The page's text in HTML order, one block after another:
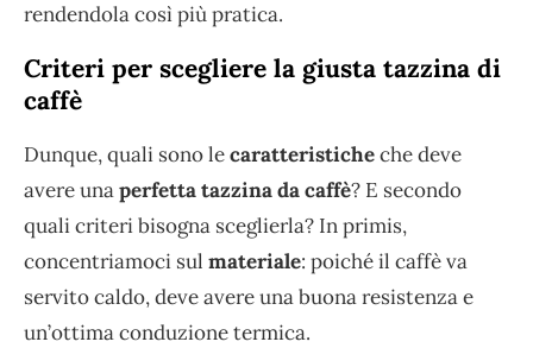
rendendola così più pratica.
Criteri per scegliere la giusta tazzina di
caffè
Dunque, quali sono lecaratteristicheche deve
avere unaperfetta tazzina da caffè? E secondo
quali criteri bisogna sceglierla? In primis,
concentriamoci sul materiale: poiché il caffè va
servito caldo, deve avere una buona resistenza e
un’ottima conduzione termica.